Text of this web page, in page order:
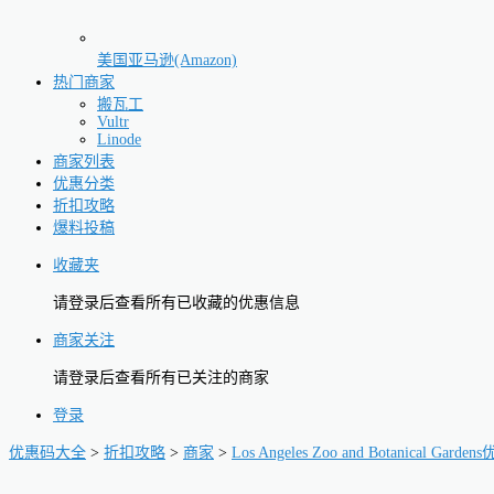
美国亚马逊(Amazon)
热门商家
搬瓦工
Vultr
Linode
商家列表
优惠分类
折扣攻略
爆料投稿
收藏夹
请登录后查看所有已收藏的优惠信息
商家关注
请登录后查看所有已关注的商家
登录
优惠码大全 > 折扣攻略 > 商家 > Los Angeles Zoo and Botanical Gardens